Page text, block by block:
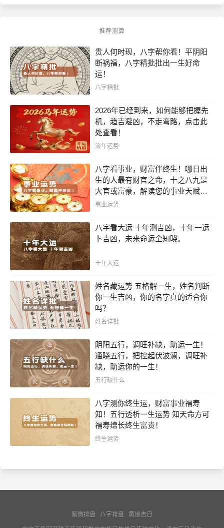
推荐测算
贵人何时现，八字帮你看！平阴阳
断祸福，八字精批批出一生好命
运！
八字精批
2026年已经到来，如何能够把握先
机，趋吉避凶，不走弯路，点击此
处查看！
流年运势
八字看事业，财富伴终生！哪日出
生的人最有财官之命，十之八九是
大官或富豪，解读您的事业天赋，
扭转当下不利困局！！
事业运势
八字看大运 十年测吉凶，十年一运
卜吉凶，未来命运全知晓。
十年大运
姓名藏运势 五格解一生，姓名判断
你一生吉凶，你的名字真的适合你
吗？
姓名详批
阴阳五行，调旺补缺，助运一生！
通晓五行，把控起伏波澜，调旺补
缺，助运你的一生！
五行缺什么
八字测你终生运，财富事业福寿
知！五行透析一生运势 知天命方可
福寿绵长终生富贵！
终生运势
紫微排盘 八字排盘 黄道吉日